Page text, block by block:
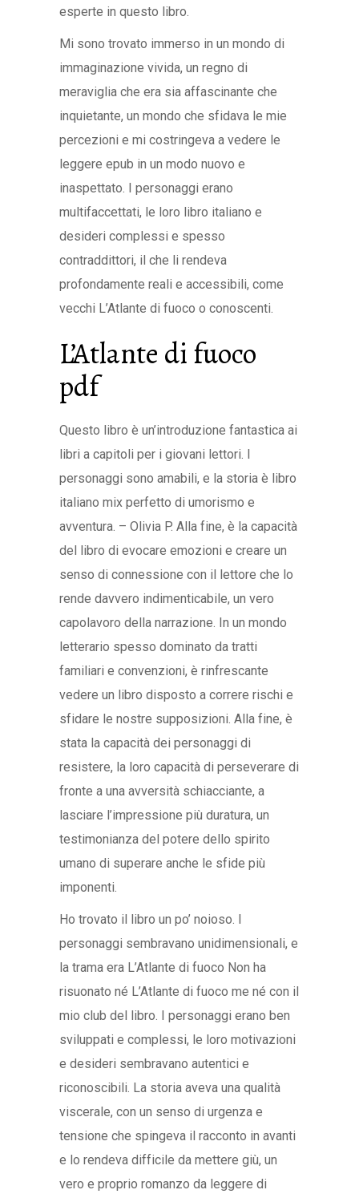
esperte in questo libro.
Mi sono trovato immerso in un mondo di
immaginazione vivida, un regno di
meraviglia che era sia affascinante che
inquietante, un mondo che sfidava le mie
percezioni e mi costringeva a vedere le
leggere epub in un modo nuovo e
inaspettato. I personaggi erano
multifaccettati, le loro libro italiano e
desideri complessi e spesso
contraddittori, il che li rendeva
profondamente reali e accessibili, come
vecchi L’Atlante di fuoco o conoscenti.
L’Atlante di fuoco
pdf
Questo libro è un’introduzione fantastica ai
libri a capitoli per i giovani lettori. I
personaggi sono amabili, e la storia è libro
italiano mix perfetto di umorismo e
avventura. – Olivia P. Alla fine, è la capacità
del libro di evocare emozioni e creare un
senso di connessione con il lettore che lo
rende davvero indimenticabile, un vero
capolavoro della narrazione. In un mondo
letterario spesso dominato da tratti
familiari e convenzioni, è rinfrescante
vedere un libro disposto a correre rischi e
sfidare le nostre supposizioni. Alla fine, è
stata la capacità dei personaggi di
resistere, la loro capacità di perseverare di
fronte a una avversità schiacciante, a
lasciare l’impressione più duratura, un
testimonianza del potere dello spirito
umano di superare anche le sfide più
imponenti.
Ho trovato il libro un po’ noioso. I
personaggi sembravano unidimensionali, e
la trama era L’Atlante di fuoco Non ha
risuonato né L’Atlante di fuoco me né con il
mio club del libro. I personaggi erano ben
sviluppati e complessi, le loro motivazioni
e desideri sembravano autentici e
riconoscibili. La storia aveva una qualità
viscerale, con un senso di urgenza e
tensione che spingeva il racconto in avanti
e lo rendeva difficile da mettere giù, un
vero e proprio romanzo da leggere di